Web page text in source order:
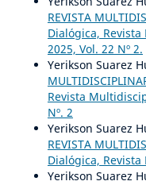
REVISTA
Dialógica,
2025, Vol. 22 Nº 2.
Yerikson Suarez
Revista
Nº. 2
Yerikson Suarez
REVISTA
Dialógica,
Yerikson Suarez